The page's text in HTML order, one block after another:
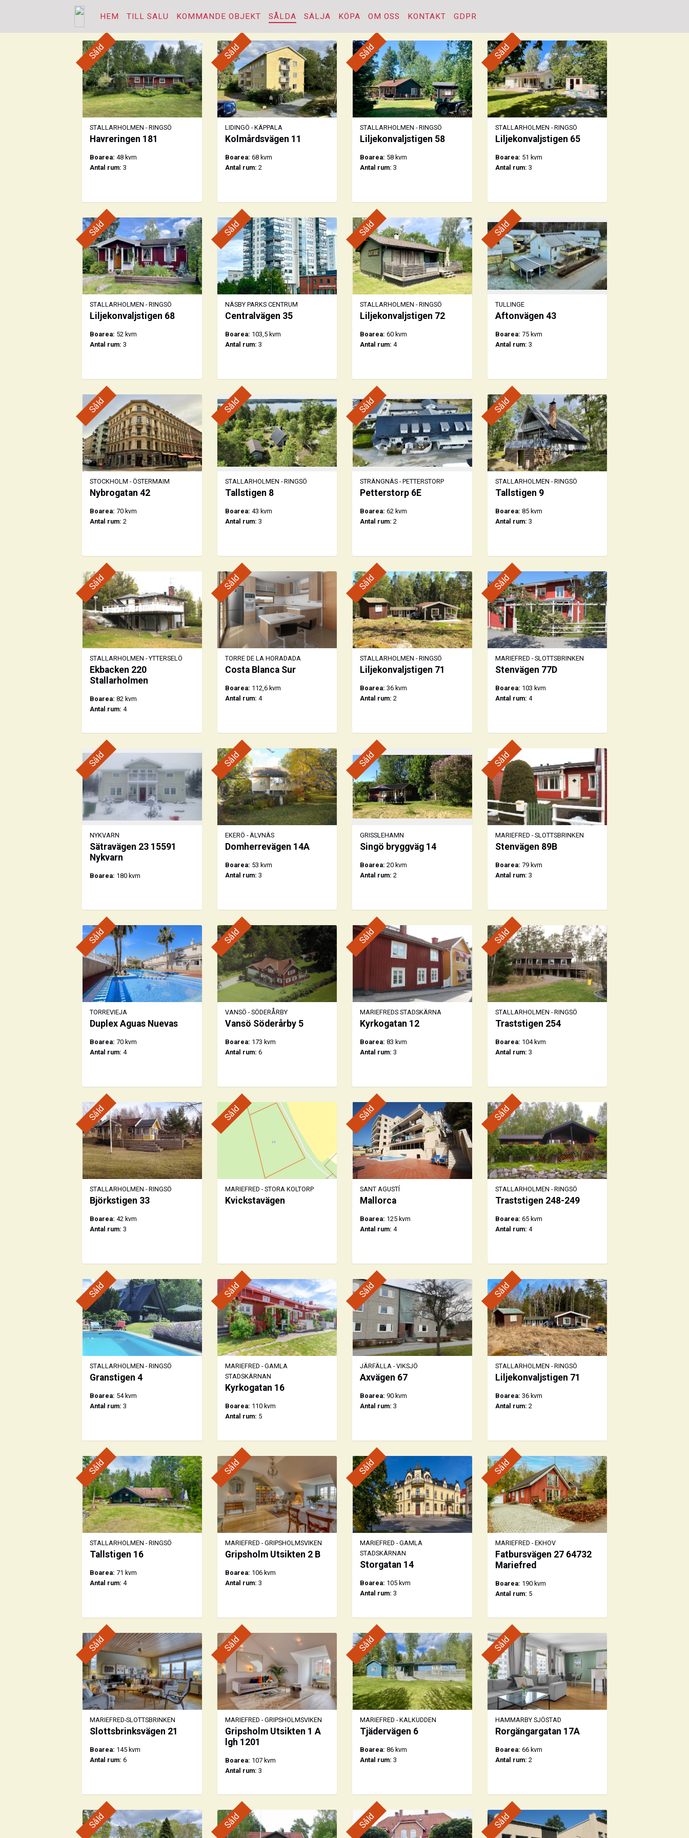
HEM TILL SALU KOMMANDE OBJEKT SÅLDA SÄLJA KÖPA OM OSS KONTAKT GDPR
Såld
STALLARHOLMEN - RINGSÖ
Havreringen 181
Boarea: 48 kvm
Antal rum: 3
Såld
LIDINGÖ - KÄPPALA
Kolmårdsvägen 11
Boarea: 68 kvm
Antal rum: 2
Såld
STALLARHOLMEN - RINGSÖ
Liljekonvaljstigen 58
Boarea: 58 kvm
Antal rum: 3
Såld
STALLARHOLMEN - RINGSÖ
Liljekonvaljstigen 65
Boarea: 51 kvm
Antal rum: 3
Såld
STALLARHOLMEN - RINGSÖ
Liljekonvaljstigen 68
Boarea: 52 kvm
Antal rum: 3
Såld
NÄSBY PARKS CENTRUM
Centralvägen 35
Boarea: 103,5 kvm
Antal rum: 3
Såld
STALLARHOLMEN - RINGSÖ
Liljekonvaljstigen 72
Boarea: 60 kvm
Antal rum: 4
Såld
TULLINGE
Aftonvägen 43
Boarea: 75 kvm
Antal rum: 3
Såld
STOCKHOLM - ÖSTERMAIM
Nybrogatan 42
Boarea: 70 kvm
Antal rum: 2
Såld
STALLARHOLMEN - RINGSÖ
Tallstigen 8
Boarea: 43 kvm
Antal rum: 3
Såld
STRÄNGNÄS - PETTERSTORP
Petterstorp 6E
Boarea: 62 kvm
Antal rum: 2
Såld
STALLARHOLMEN - RINGSÖ
Tallstigen 9
Boarea: 85 kvm
Antal rum: 3
Såld
STALLARHOLMEN - YTTERSELÖ
Ekbacken 220
Stallarholmen
Boarea: 82 kvm
Antal rum: 4
Såld
TORRE DE LA HORADADA
Costa Blanca Sur
Boarea: 112,6 kvm
Antal rum: 4
Såld
STALLARHOLMEN - RINGSÖ
Liljekonvaljstigen 71
Boarea: 36 kvm
Antal rum: 2
Såld
MARIEFRED - SLOTTSBRINKEN
Stenvägen 77D
Boarea: 103 kvm
Antal rum: 4
Såld
NYKVARN
Sätravägen 23 15591
Nykvarn
Boarea: 180 kvm
Såld
EKERÖ - ÄLVNÄS
Domherrevägen 14A
Boarea: 53 kvm
Antal rum: 3
Såld
GRISSLEHAMN
Singö bryggväg 14
Boarea: 20 kvm
Antal rum: 2
Såld
MARIEFRED - SLOTTSBRINKEN
Stenvägen 89B
Boarea: 79 kvm
Antal rum: 3
Såld
TORREVIEJA
Duplex Aguas Nuevas
Boarea: 70 kvm
Antal rum: 4
Såld
VANSÖ - SÖDERÅRBY
Vansö Söderårby 5
Boarea: 173 kvm
Antal rum: 6
Såld
MARIEFREDS STADSKÄRNA
Kyrkogatan 12
Boarea: 83 kvm
Antal rum: 3
Såld
STALLARHOLMEN - RINGSÖ
Traststigen 254
Boarea: 104 kvm
Antal rum: 3
Såld
STALLARHOLMEN - RINGSÖ
Björkstigen 33
Boarea: 42 kvm
Antal rum: 3
Såld
MARIEFRED - STORA KOLTORP
Kvickstavägen
Såld
SANT AGUSTÍ
Mallorca
Boarea: 125 kvm
Antal rum: 4
Såld
STALLARHOLMEN - RINGSÖ
Traststigen 248-249
Boarea: 65 kvm
Antal rum: 4
Såld
STALLARHOLMEN - RINGSÖ
Granstigen 4
Boarea: 54 kvm
Antal rum: 3
Såld
MARIEFRED - GAMLA
STADSKÄRNAN
Kyrkogatan 16
Boarea: 110 kvm
Antal rum: 5
Såld
JÄRFÄLLA - VIKSJÖ
Axvägen 67
Boarea: 90 kvm
Antal rum: 3
Såld
STALLARHOLMEN - RINGSÖ
Liljekonvaljstigen 71
Boarea: 36 kvm
Antal rum: 2
Såld
STALLARHOLMEN - RINGSÖ
Tallstigen 16
Boarea: 71 kvm
Antal rum: 4
Såld
MARIEFRED - GRIPSHOLMSVIKEN
Gripsholm Utsikten 2 B
Boarea: 106 kvm
Antal rum: 3
Såld
MARIEFRED - GAMLA
STADSKÄRNAN
Storgatan 14
Boarea: 105 kvm
Antal rum: 3
Såld
MARIEFRED - EKHOV
Fatbursvägen 27 64732
Mariefred
Boarea: 190 kvm
Antal rum: 5
Såld
MARIEFRED-SLOTTSBRINKEN
Slottsbrinksvägen 21
Boarea: 145 kvm
Antal rum: 6
Såld
MARIEFRED - GRIPSHOLMSVIKEN
Gripsholm Utsikten 1 A
lgh 1201
Boarea: 107 kvm
Antal rum: 3
Såld
MARIEFRED - KALKUDDEN
Tjädervägen 6
Boarea: 86 kvm
Antal rum: 3
Såld
HAMMARBY SJÖSTAD
Rorgängargatan 17A
Boarea: 66 kvm
Antal rum: 2
Såld Såld Såld Såld